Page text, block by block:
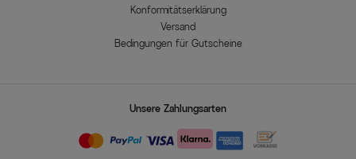
Konformitätserklärung
Versand
Bedingungen für Gutscheine
Unsere Zahlungsarten